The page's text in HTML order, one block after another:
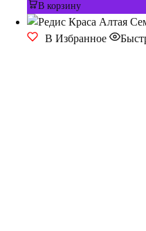
В корзину
В Избранное